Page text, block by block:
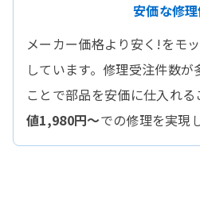
安価な修
メーカー価格より安く!をモ
しています。修理受注件数
ことで部品を安価に仕入れる
値1,980円〜での修理を実現